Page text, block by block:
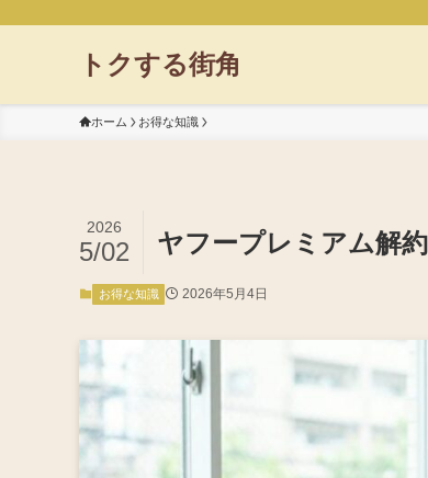
トクする街角
ホーム お得な知識
ヤフープレミアム解
2026
5/02
お得な知識 2026年5月4日